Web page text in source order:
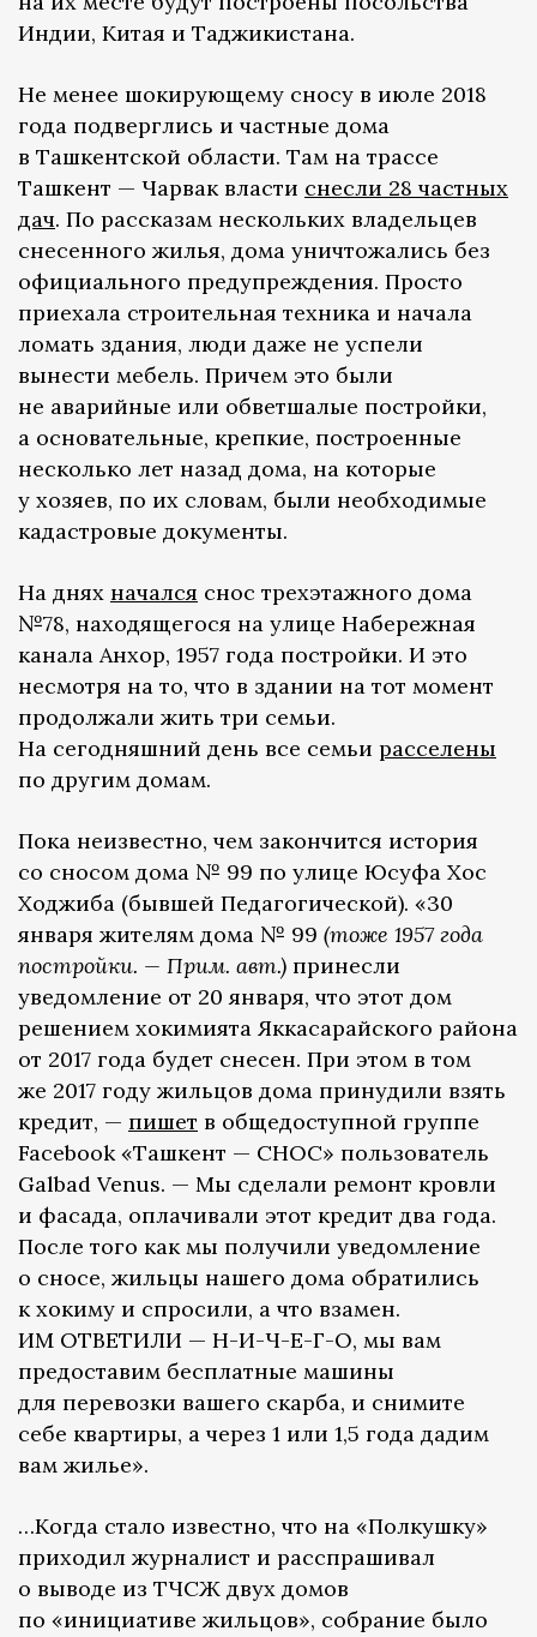
Индии, Китая и Таджикистана.
Не менее шокирующему сносу в июле 2018
года подверглись и частные дома
в Ташкентской области. Там на трассе
Ташкент — Чарвак власти снесли 28 частных
дач. По рассказам нескольких владельцев
снесенного жилья, дома уничтожались без
официального предупреждения. Просто
приехала строительная техника и начала
ломать здания, люди даже не успели
вынести мебель. Причем это были
не аварийные или обветшалые постройки,
а основательные, крепкие, построенные
несколько лет назад дома, на которые
у хозяев, по их словам, были необходимые
кадастровые документы.
На днях начался снос трехэтажного дома
№78, находящегося на улице Набережная
канала Анхор, 1957 года постройки. И это
несмотря на то, что в здании на тот момент
продолжали жить три семьи.
На сегодняшний день все семьи расселены
по другим домам.
Пока неизвестно, чем закончится история
со сносом дома № 99 по улице Юсуфа Хос
Ходжиба (бывшей Педагогической). «30
января жителям дома № 99 (тоже 1957 года
постройки. — Прим. авт.) принесли
уведомление от 20 января, что этот дом
решением хокимията Яккасарайского района
от 2017 года будет снесен. При этом в том
же 2017 году жильцов дома принудили взять
кредит, — пишет в общедоступной группе
Facebook «Ташкент — СНОС» пользователь
Galbad Venus. — Мы сделали ремонт кровли
и фасада, оплачивали этот кредит два года.
После того как мы получили уведомление
о сносе, жильцы нашего дома обратились
к хокиму и спросили, а что взамен.
ИМ ОТВЕТИЛИ — Н-И-Ч-Е-Г-О, мы вам
предоставим бесплатные машины
для перевозки вашего скарба, и снимите
себе квартиры, а через 1 или 1,5 года дадим
вам жилье».
…Когда стало известно, что на «Полкушку»
приходил журналист и расспрашивал
о выводе из ТЧСЖ двух домов
по «инициативе жильцов», собрание было